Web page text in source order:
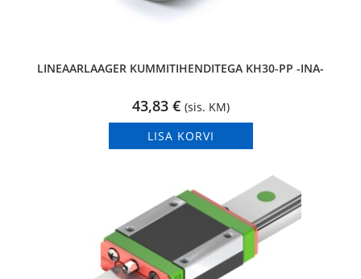
LINEAARLAAGER KUMMITIHENDITEGA KH30-PP -INA-
43,83 € (sis. KM)
LISA KORVI